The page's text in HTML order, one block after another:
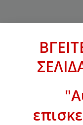
σε
ΒΓΕΙΤΕ